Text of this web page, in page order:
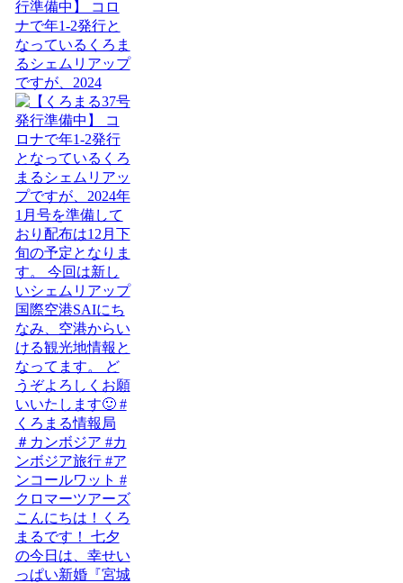
行準備中】 コロ
ナで年1-2発行と
なっているくろま
るシェムリアップ
ですが、2024
こんにちは！くろ
まるです！ 七夕
の今日は、幸せい
っぱい新婚『宮城